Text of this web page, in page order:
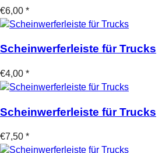
€6,00 *
Scheinwerferleiste für Trucks
€4,00 *
Scheinwerferleiste für Trucks
€7,50 *